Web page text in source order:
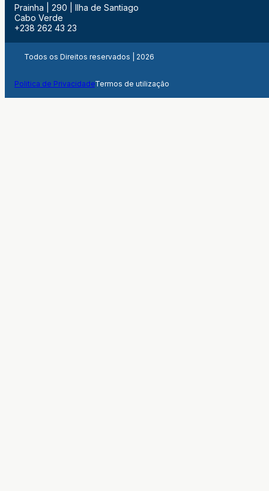
Prainha | 290 | Ilha de Santiago
Cabo Verde
+238 262 43 23
Todos os Direitos reservados | 2026
Politica de PrivacidadeTermos de utilização